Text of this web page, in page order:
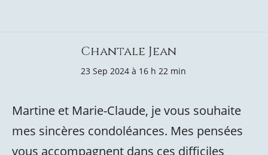
Chantale Jean
23 Sep 2024 à 16 h 22 min
Martine et Marie-Claude, je vous souhaite
mes sincères condoléances. Mes pensées
vous accompagnent dans ces difficiles